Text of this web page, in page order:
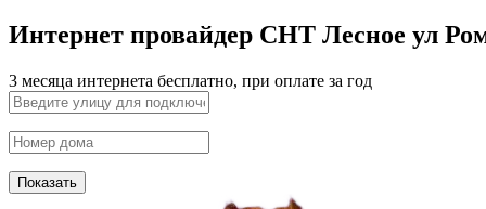
Интернет провайдер СНТ Лесное ул
3 месяца интернета бесплатно, при оплате за год
Показать